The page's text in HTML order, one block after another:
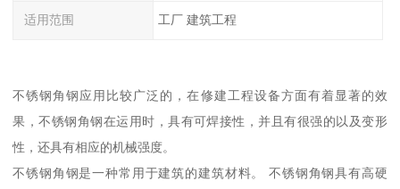
适用范围 工厂 建筑工程
不锈钢角钢应用比较广泛的，在修建工程设备方面有着显著的效
果，不锈钢角钢在运用时，具有可焊接性，并且有很强的以及变形
性，还具有相应的机械强度。
不锈钢角钢是一种常用于建筑的建筑材料。 不锈钢角钢具有高硬